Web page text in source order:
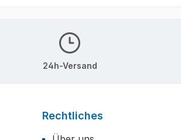
24h-Versand
Rechtliches